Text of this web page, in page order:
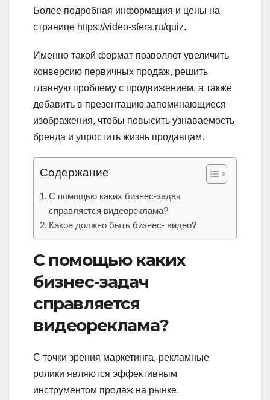
Более подробная информация и цены на
странице https://video-sfera.ru/quiz.
Именно такой формат позволяет увеличить
конверсию первичных продаж, решить
главную проблему с продвижением, а также
добавить в презентацию запоминающиеся
изображения, чтобы повысить узнаваемость
бренда и упростить жизнь продавцам.
Содержание
С помощью каких бизнес-задач
справляется видеореклама?
Какое должно быть бизнес- видео?
С помощью каких
бизнес-задач
справляется
видеореклама?
С точки зрения маркетинга, рекламные
ролики являются эффективным
инструментом продаж на рынке.